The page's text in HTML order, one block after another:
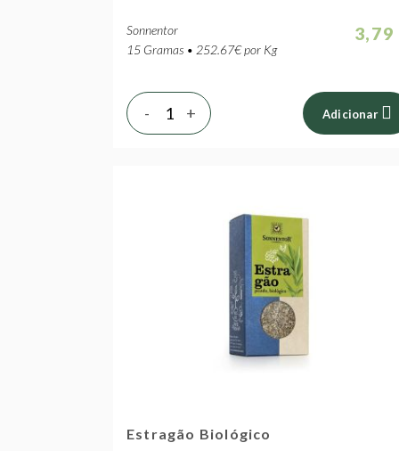
Sonnentor
15 Gramas • 252.67€ por Kg
3,79
+
- Adicionar
Estragão Biológico